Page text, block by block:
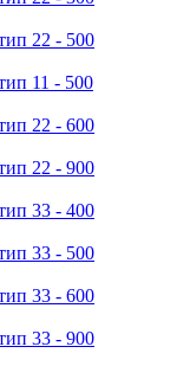
22 - 500
11 - 500
22 - 600
22 - 900
33 - 400
33 - 500
33 - 600
33 - 900